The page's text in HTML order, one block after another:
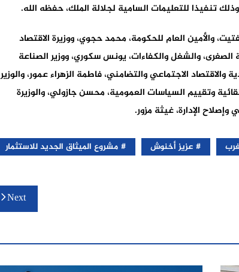
تنفيذا للتعليمات السامية لجلالة الملك، حفظه الله.
والأمين العام للحكومة، محمد حجوي، ووزيرة الاقتصاد
الصغرى، والشغل والكفاءات، يونس سكوري، ووزير الصناعة
والاقتصاد الاجتماعي والتضامني، فاطمة الزهراء عمور، والوزير
وتقييم السياسات العمومية، محسن جازولي، والوزيرة
الإدارة، غيثة مزور.
عزيز أخنوش مشروع الميثاق الجديد للاستثمار
Next